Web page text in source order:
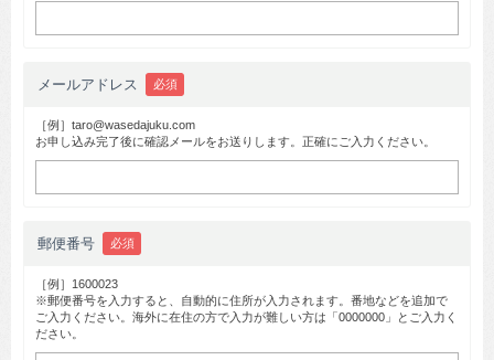
メールアドレス 必須
［例］taro@wasedajuku.com
お申し込み完了後に確認メールをお送りします。正確にご入力ください。
郵便番号 必須
［例］1600023
※郵便番号を入力すると、自動的に住所が入力されます。番地などを追加で
ご入力ください。海外に在住の方で入力が難しい方は「0000000」とご入力く
ださい。